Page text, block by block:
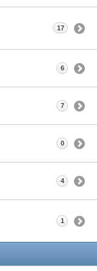
17
6
7
0
4
1